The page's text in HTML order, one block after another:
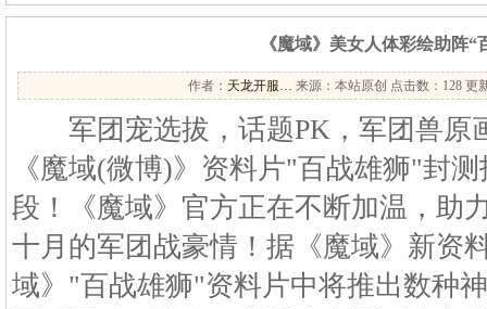
《魔域》美女人体彩绘助阵“
作者： 天龙开服… 来源：本站原创 点击数： 128 更
军团宠选拔，话题PK，军团兽原
《魔域(微博)》资料片"百战雄狮"封
段！《魔域》官方正在不断加温，助
十月的军团战豪情！据《魔域》新资
域》"百战雄狮"资料片中将推出数种